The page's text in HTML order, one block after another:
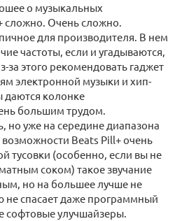
о музыкальных
сложно. Очень сложно.
для производителя. В нем
частоты, если и угадываются,
этого рекомендовать гаджет
электронной музыки и хип-
даются колонке
большим трудом.
но уже на середине диапазона
возможности Beats Pill+ очень
тусовки (особенно, если вы не
соком) такое звучание
но на большее лучше не
не спасает даже программный
софтовые улучшайзеры.